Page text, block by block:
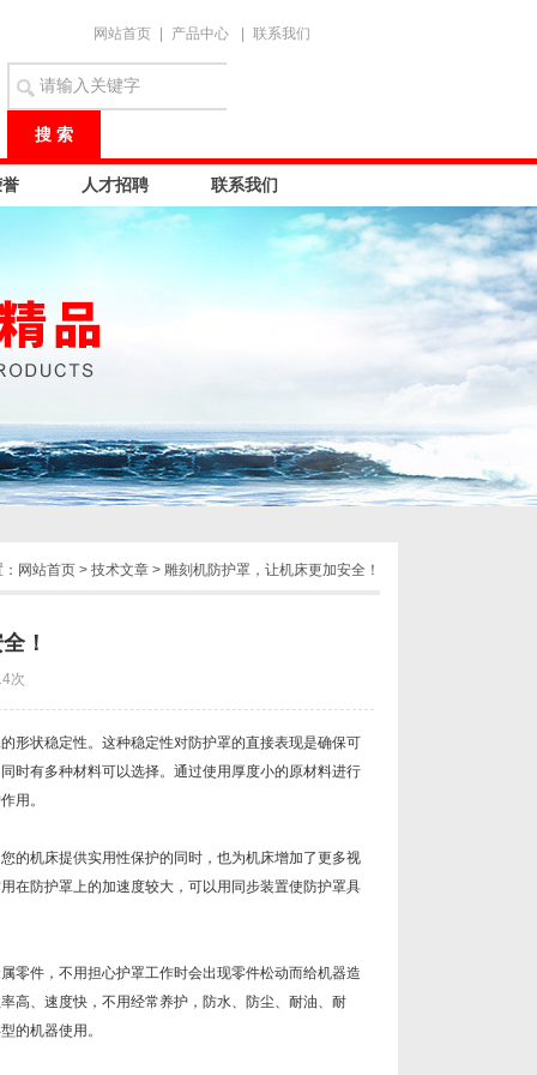
网站首页 产品中心 联系我们
人才招聘 联系我们
网站首页> 技术文章> 雕刻机防护罩，让机床更加安全！
！
次
形状稳定性。这种稳定性对防护罩的直接表现是确保可
时有多种材料可以选择。通过使用厚度小的原材料进行
用。
的机床提供实用性保护的同时，也为机床增加了更多视
在防护罩上的加速度较大，可以用同步装置使防护罩具
零件，不用担心护罩工作时会出现零件松动而给机器造
高、速度快，不用经常养护，防水、防尘、耐油、耐
的机器使用。